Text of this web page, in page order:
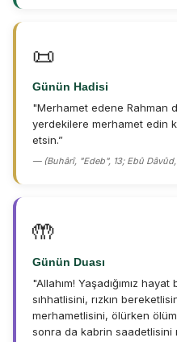
📜
Günün Hadisi
"Merhamet edene Rahman
yerdekilere merhamet edin
etsin.”
— (Buhârî, "Edeb", 13; Ebû
🤲
Günün Duası
"Allahım! Yaşadığımız
sıhhatlisini, rızkın
merhametlisini, ölürken
sonra da kabrin saadetlisini